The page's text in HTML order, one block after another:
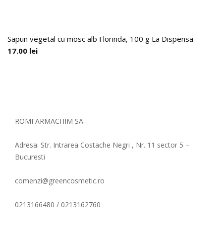
Sapun vegetal cu mosc alb Florinda, 100 g La Dispensa
17.00 lei
ROMFARMACHIM SA
Adresa: Str. Intrarea Costache Negri , Nr. 11 sector 5 –
Bucuresti
comenzi@greencosmetic.ro
0213166480 / 0213162760